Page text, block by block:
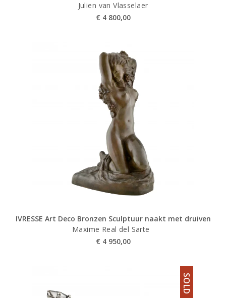
Julien van Vlasselaer
€ 4 800,00
IVRESSE Art Deco Bronzen Sculptuur naakt met druiven
Maxime Real del Sarte
€ 4 950,00
SOLD